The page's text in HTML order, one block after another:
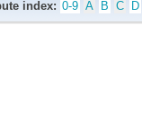
index: 0-9 A B C D